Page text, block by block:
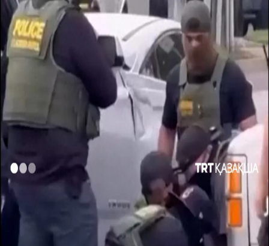
САЯСАТТҮРКИЯ МӘДЕНИЕТ БІЛЕ ЖҮРІҢІЗКӨЗҚАРАС
00:34
Басқа да видеолар
Түркия, Сауд Арабиясы және Пәкістан «Мекке бірлескен
қорғаныс келісіміне» қол қойды
Израиль Ливанға қарсы әскери операцияларын
күшейтуде
Әлемдегі ең үлкен кран кемелерінің бірі «Saipem 7000»
Босфор бұғазынан өтті
Таиландта мектепте шабуыл жасалды
Израиль Газадағы «Сары сызықты» палестиналықтар
үшін қалай қауіпті аймаққа айналдырып жатыр?
Шатырда қалып қойған мысықты үтік тақтасымен